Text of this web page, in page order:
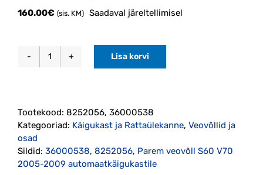
160.00€ (sis. KM) Saadaval järeltellimisel
Parem
2005-
2009
(8252056,
36000538)
Lisa korvi
Tootekood: 8252056, 36000538
Kategooriad: Käigukast ja Rattaülekanne, Veovõllid ja
osad
Sildid: 36000538, 8252056, Parem veovõll S60 V70
2005-2009 automaatkäigukastile